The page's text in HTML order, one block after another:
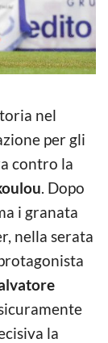
nel
per gli
contro la
. Dopo
i granata
nella serata
la